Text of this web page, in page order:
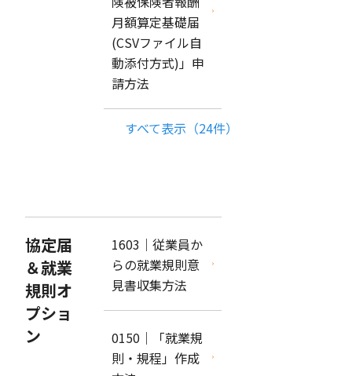
月額算定基礎届
(CSVファイル自
動添付方式)」申
請方法
すべて表示（24件）
協定届
＆就業
規則オ
プショ
ン
1603｜従業員か
らの就業規則意
見書収集方法
0150｜「就業規
則・規程」作成